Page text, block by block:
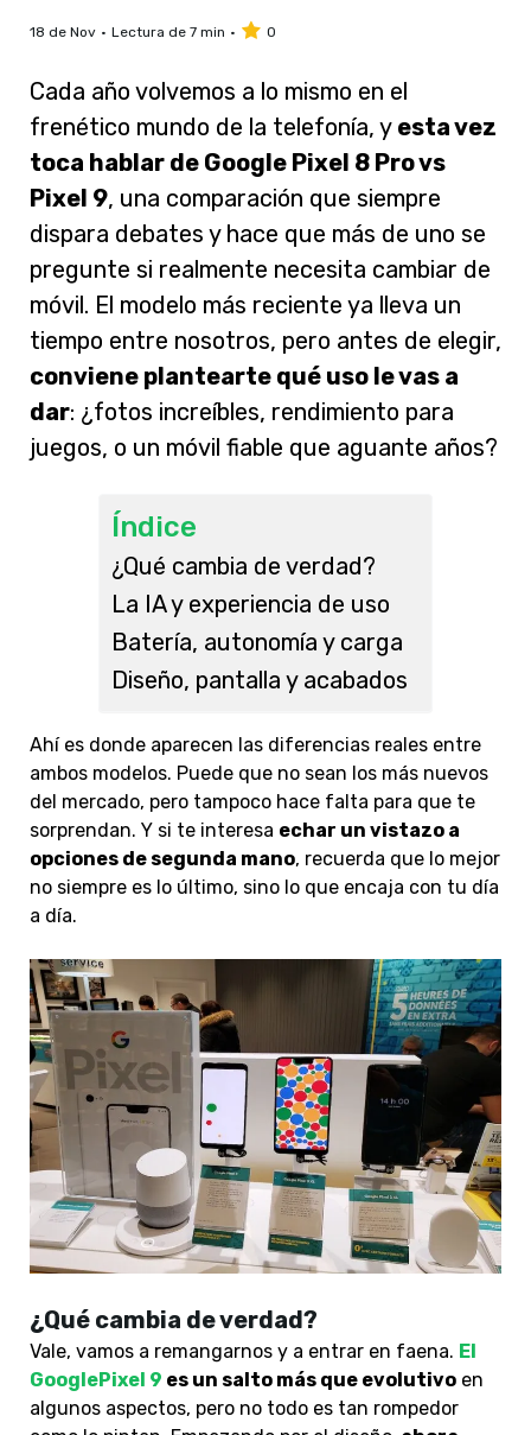
18 de Nov Lectura de 7 min 0
Cada año volvemos a lo mismo en el
frenético mundo de la telefonía, y esta vez
toca hablar de Google Pixel 8 Pro vs
Pixel 9, una comparación que siempre
dispara debates y hace que más de uno se
pregunte si realmente necesita cambiar de
móvil. El modelo más reciente ya lleva un
tiempo entre nosotros, pero antes de elegir,
conviene plantearte qué uso le vas a
dar: ¿fotos increíbles, rendimiento para
juegos, o un móvil fiable que aguante años?
Índice
¿Qué cambia de verdad?
La IA y experiencia de uso
Batería, autonomía y carga
Diseño, pantalla y acabados
Ahí es donde aparecen las diferencias reales entre
ambos modelos. Puede que no sean los más nuevos
del mercado, pero tampoco hace falta para que te
sorprendan. Y si te interesa echar un vistazo a
opciones de segunda mano, recuerda que lo mejor
no siempre es lo último, sino lo que encaja con tu día
a día.
¿Qué cambia de verdad?
Vale, vamos a remangarnos y a entrar en faena. El
GooglePixel 9 es un salto más que evolutivo en
algunos aspectos, pero no todo es tan rompedor